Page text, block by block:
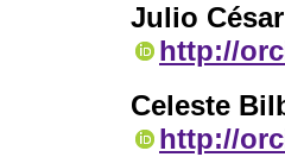
Julio
http://
Celeste
http://